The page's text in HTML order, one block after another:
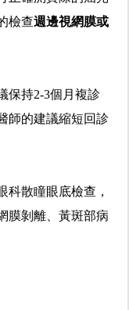
檢查週邊視網膜或
保持2-3個月複診
師的建議縮短回診
科散瞳眼底檢查，
膜剝離、黃斑部病